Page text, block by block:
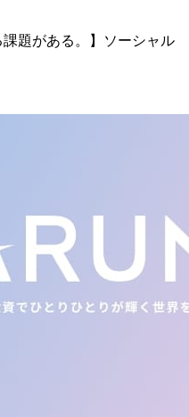
課題がある。】ソーシャル